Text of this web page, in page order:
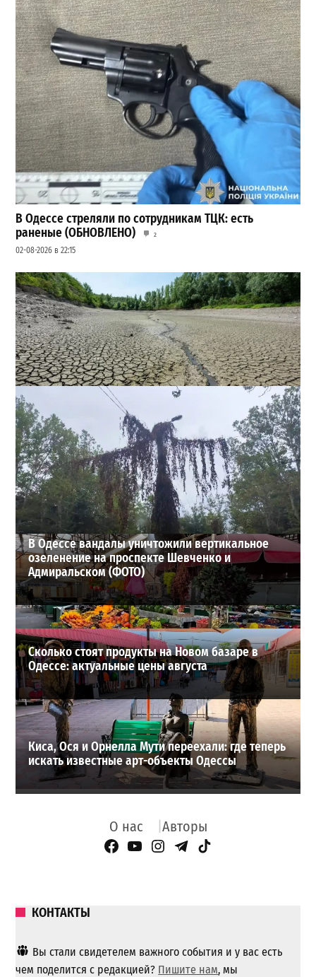
В Одессе стреляли по сотрудникам ТЦК: есть
раненые (ОБНОВЛЕНО)
2
02-08-2026 в 22:15
Днестр рекордно обмелел: одесситов просят срочно
экономить воду
2
29-07-2026 в 19:28
ВИБОР РЕДАКЦИИ
В Одессе вандалы уничтожили вертикальное
озеленение на проспекте Шевченко и
Адмиральском (ФОТО)
Сколько стоят продукты на Новом базаре в
Одессе: актуальные цены августа
Киса, Ося и Орнелла Мути переехали: где теперь
искать известные арт-объекты Одессы
О нас Авторы
Facebook Page
YouTube
Instagram
Telegram
TikTok
КОНТАКТЫ
Вы стали свидетелем важного события и у вас есть
чем поделится с редакцией? Пишите нам, мы